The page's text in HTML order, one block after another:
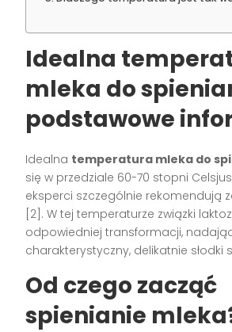
Idealna
mleka do
podstawowe
Idealna temperatura mleka do
się w przedziale 60-70 stopni
eksperci szczególnie rekomendują
[2]. W tej temperaturze związki
odpowiedniej transformacji,
charakterystyczny, delikatnie słodki
Od czego zacząć
spienianie